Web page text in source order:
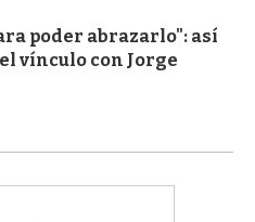
poder abrazarlo": así
vínculo con Jorge